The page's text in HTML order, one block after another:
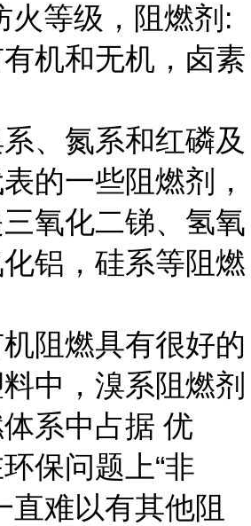
火等级，阻燃剂:
机和无机，卤素
、氮系和红磷及
的一些阻燃剂，
氧化二锑、氢氧
铝，硅系等阻燃
阻燃具有很好的
中，溴系阻燃剂
系中占据 优
保问题上“非
直难以有其他阻